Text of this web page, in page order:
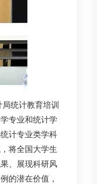
统计教育培训
专业和统计学
计专业类学科
将全国大学生
、展现科研风
的潜在价值，